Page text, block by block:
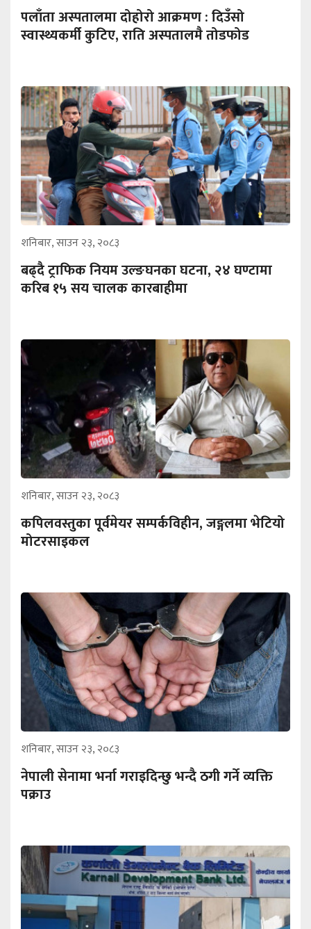
पलाँता अस्पतालमा दोहोरो आक्रमण : दिउँसो
स्वास्थ्यकर्मी कुटिए, राति अस्पतालमै तोडफोड
शनिबार, साउन २३, २०८३
बढ्दै ट्राफिक नियम उल्ङघनका घटना, २४ घण्टामा
करिब १५ सय चालक कारबाहीमा
शनिबार, साउन २३, २०८३
कपिलवस्तुका पूर्वमेयर सम्पर्कविहीन, जङ्गलमा भेटियो
मोटरसाइकल
शनिबार, साउन २३, २०८३
नेपाली सेनामा भर्ना गराइदिन्छु भन्दै ठगी गर्ने व्यक्ति
पक्राउ